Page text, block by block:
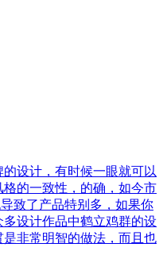
设计，有时候一眼就可以
的一致性，的确，如今市
致了产品特别多，如果你
设计作品中鹤立鸡群的设
非常明智的做法，而且也